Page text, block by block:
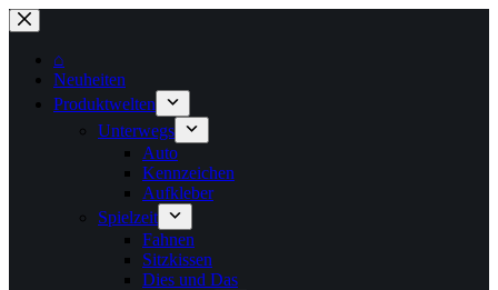
Zum
Inhalt
springen
⌂
Neuheiten
Produktwelten
Unterwegs
Auto
Kennzeichen
Aufkleber
Spielzeit
Fahnen
Sitzkissen
Dies und Das